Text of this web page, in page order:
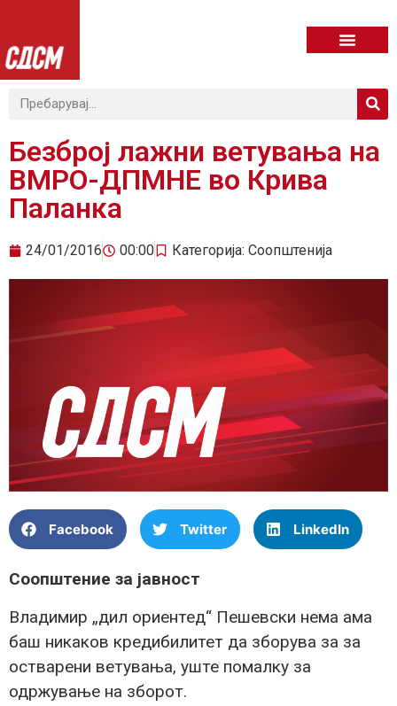
Безброј лажни ветувања на
ВМРО-ДПМНЕ во Крива
Паланка
24/01/2016 00:00 Категорија: Соопштенија
Facebook Twitter LinkedIn
Соопштение за јавност
Владимир „дил ориентед“ Пешевски нема ама
баш никаков кредибилитет да зборува за за
остварени ветувања, уште помалку за
одржување на зборот.